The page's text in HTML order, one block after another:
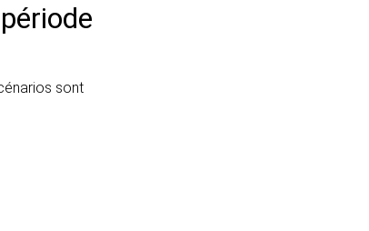
sont